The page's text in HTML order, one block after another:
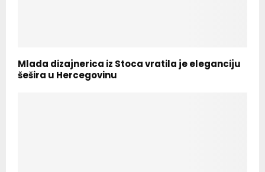
Mlada dizajnerica iz Stoca vratila je eleganciju
šešira u Hercegovinu